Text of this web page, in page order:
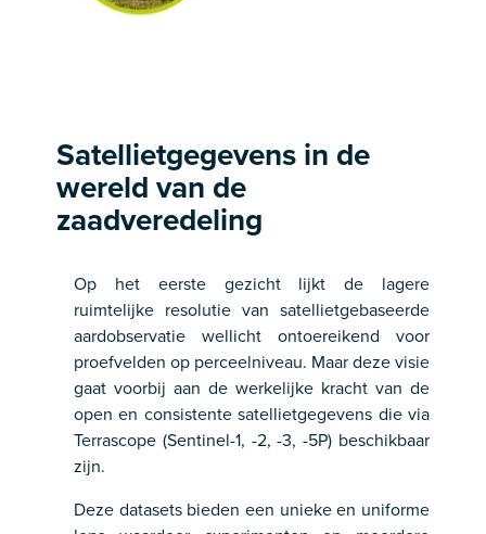
Satellietgegevens in de
wereld van de
zaadveredeling
Op het eerste gezicht lijkt de lagere
ruimtelijke resolutie van satellietgebaseerde
aardobservatie wellicht ontoereikend voor
proefvelden op perceelniveau. Maar deze visie
gaat voorbij aan de werkelijke kracht van de
open en consistente satellietgegevens die via
Terrascope (Sentinel-1, -2, -3, -5P) beschikbaar
zijn.
Deze datasets bieden een unieke en uniforme